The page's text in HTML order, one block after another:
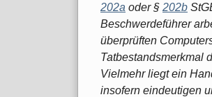
202a oder § 202b
Beschwerdeführer
überprüften
Tatbestandsmerkmal
Vielmehr liegt ein
insofern eindeutigen